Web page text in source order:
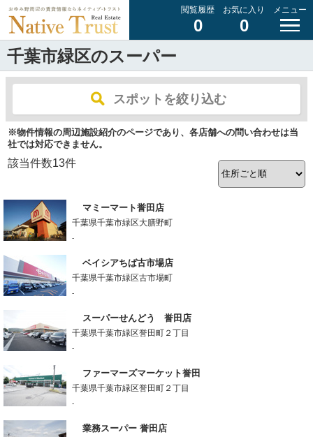
閲覧履歴
0
お気に入り
0
メニュー
千葉市緑区のスーパー
スポットを絞り込む
※物件情報の周辺施設紹介のページであり、各店舗への問い合わせは当
社では対応できません。
該当件数13件
マミーマート誉田店
千葉県千葉市緑区大膳野町
-
ベイシアちば古市場店
千葉県千葉市緑区古市場町
-
スーパーせんどう 誉田店
千葉県千葉市緑区誉田町２丁目
-
ファーマーズマーケット誉田
千葉県千葉市緑区誉田町２丁目
-
業務スーパー 誉田店